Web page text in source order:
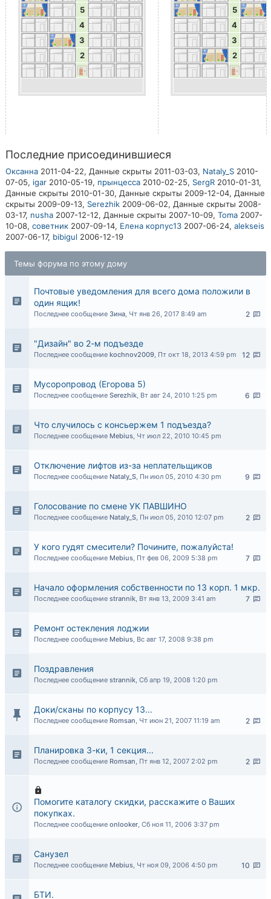
5
4
3
2
5
4
3
2
Последние присоединившиеся
Оксанна 2011-04-22, Данные скрыты 2011-03-03, Nataly_S 2010-
07-05, igar 2010-05-19, прынцесса 2010-02-25, SergR 2010-01-31,
Данные скрыты 2010-01-30, Данные скрыты 2009-12-04, Данные
скрыты 2009-09-13, Serezhik 2009-06-02, Данные скрыты 2008-
03-17, nusha 2007-12-12, Данные скрыты 2007-10-09, Toma 2007-
10-08, советник 2007-09-14, Елена корпус13 2007-06-24, alekseis
2007-06-17, bibigul 2006-12-19
Темы форума по этому дому
Почтовые уведомления для всего дома положили в
один ящик!
2
Последнее сообщение Зина, Чт янв 26, 2017 8:49 am
"Дизайн" во 2-м подъезде
12
Последнее сообщение kochnov2009, Пт окт 18, 2013 4:59 pm
Мусоропровод (Егорова 5)
6
Последнее сообщение Serezhik, Вт авг 24, 2010 1:25 pm
Что случилось с консьержем 1 подъезда?
Последнее сообщение Mebius, Чт июл 22, 2010 10:45 pm
Отключение лифтов из-за неплательщиков
9
Последнее сообщение Nataly_S, Пн июл 05, 2010 4:30 pm
Голосование по смене УК ПАВШИНО
2
Последнее сообщение Nataly_S, Пн июл 05, 2010 12:07 pm
У кого гудят смесители? Почините, пожалуйста!
7
Последнее сообщение Mebius, Пт фев 06, 2009 5:38 pm
Начало оформления собственности по 13 корп. 1 мкр.
7
Последнее сообщение strannik, Вт янв 13, 2009 3:41 am
Ремонт остекления лоджии
Последнее сообщение Mebius, Вс авг 17, 2008 9:38 pm
Поздравления
Последнее сообщение strannik, Сб апр 19, 2008 1:20 pm
Доки/сканы по корпусу 13...
2
Последнее сообщение Romsan, Чт июн 21, 2007 11:19 am
Планировка 3-ки, 1 секция...
2
Последнее сообщение Romsan, Пт янв 12, 2007 2:02 pm
Помогите каталогу скидки, расскажите о Ваших
покупках.
Последнее сообщение onlooker, Сб ноя 11, 2006 3:37 pm
Санузел
10
Последнее сообщение Mebius, Чт ноя 09, 2006 4:50 pm
БТИ.